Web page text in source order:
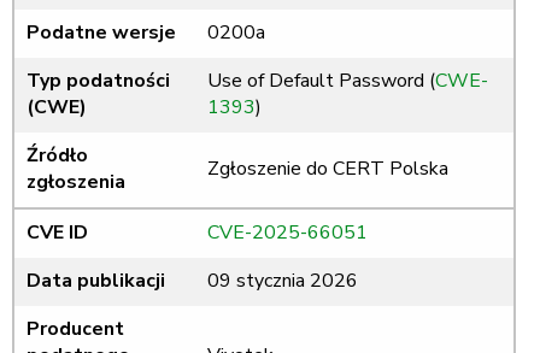
Podatne wersje
0200a
Typ podatności
(CWE)
Use of Default Password (CWE-
1393)
Źródło
zgłoszenia
Zgłoszenie do CERT Polska
CVE ID
CVE-2025-66051
Data publikacji
09 stycznia 2026
Producent